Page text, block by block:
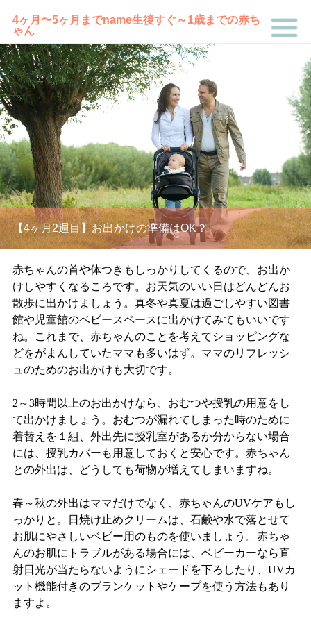
4ヶ月〜5ヶ月までname生後すぐ～1歳までの赤ち
ゃん
【4ヶ月2週目】お出かけの準備はOK？
赤ちゃんの首や体つきもしっかりしてくるので、お出か
けしやすくなるころです。お天気のいい日はどんどんお
散歩に出かけましょう。真冬や真夏は過ごしやすい図書
館や児童館のベビースペースに出かけてみてもいいです
ね。これまで、赤ちゃんのことを考えてショッピングな
どをがまんしていたママも多いはず。ママのリフレッシ
ュのためのお出かけも大切です。
2 ～3時間以上のお出かけなら、おむつや授乳の用意をし
て出かけましょう。おむつが漏れてしまった時のために
着替えを１組、外出先に授乳室があるか分からない場合
には、授乳カバーも用意しておくと安心です。赤ちゃん
との外出は、どうしても荷物が増えてしまいますね。
春～秋の外出はママだけでなく、赤ちゃんのUVケアもし
っかりと。日焼け止めクリームは、石鹸や水で落とせて
お肌にやさしいベビー用のものを使いましょう。赤ちゃ
んのお肌にトラブルがある場合には、ベビーカーなら直
射日光が当たらないようにシェードを下ろしたり、 UVカ
ット機能付きのブランケットやケープを使う方法もあり
ますよ。